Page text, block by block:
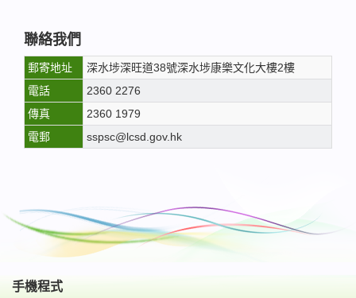
聯絡我們
郵寄地址
深水埗深旺道38號深水埗康樂文化大樓2樓
電話
2360 2276
傳真
2360 1979
電郵
sspsc@lcsd.gov.hk
手機程式